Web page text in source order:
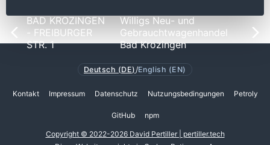
BAD KROZINGEN
- FREIBURGER
STR. 1
Willigs Neu- und
Gebrauchtwagenhandel
Bad Krozingen
Deutsch (DE) /English (EN)
Kontakt Impressum Datenschutz Nutzungsbedingungen Petroly
GitHub npm
Copyright © 2022-2026 David Pertiller | pertiller.tech